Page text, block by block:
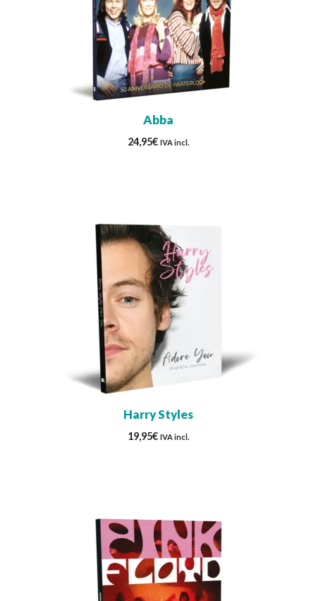
Abba
24,95€ IVA incl.
Harry Styles
19,95€ IVA incl.